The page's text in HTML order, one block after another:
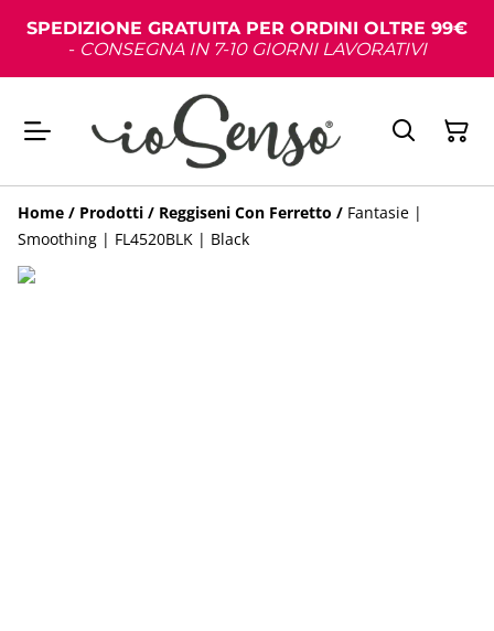
SPEDIZIONE GRATUITA PER ORDINI OLTRE 99€
- CONSEGNA IN 7-10 GIORNI LAVORATIVI
Home / Prodotti / Reggiseni Con Ferretto / Fantasie |
Smoothing | FL4520BLK | Black